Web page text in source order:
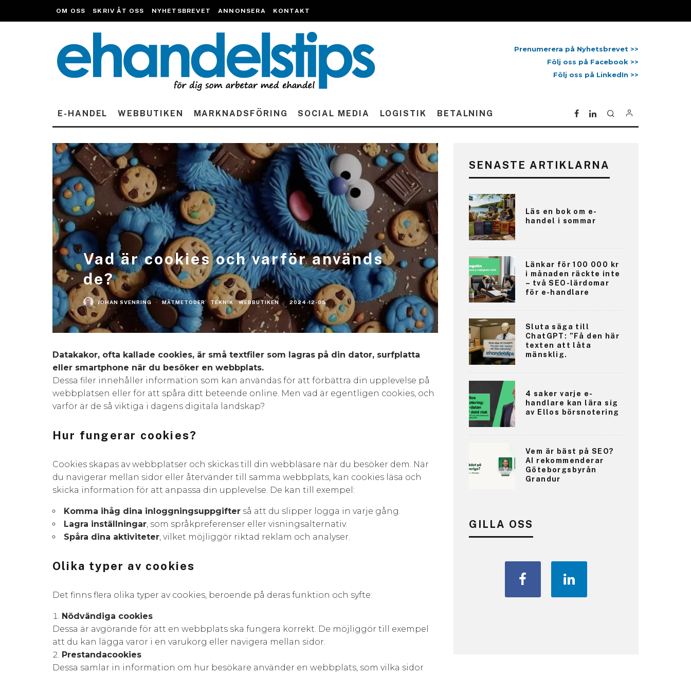
OM OSS SKRIV ÅT OSS NYHETSBREVET ANNONSERA KONTAKT
Prenumerera på Nyhetsbrevet >>
Följ oss på Facebook >>
Följ oss på LinkedIn >>
E-HANDEL WEBBUTIKEN MARKNADSFÖRING SOCIAL MEDIA LOGISTIK BETALNING
Vad är cookies och varför används
de?
JOHAN SVENRING · MÄTMETODER TEKNIK WEBBUTIKEN · 2024-12-05
Datakakor, ofta kallade cookies, är små textfiler som lagras på din dator, surfplatta
eller smartphone när du besöker en webbplats.
Dessa filer innehåller information som kan användas för att förbättra din upplevelse på
webbplatsen eller för att spåra ditt beteende online. Men vad är egentligen cookies, och
varför är de så viktiga i dagens digitala landskap?
Hur fungerar cookies?
Cookies skapas av webbplatser och skickas till din webbläsare när du besöker dem. När
du navigerar mellan sidor eller återvänder till samma webbplats, kan cookies läsa och
skicka information för att anpassa din upplevelse. De kan till exempel:
Komma ihåg dina inloggningsuppgifter så att du slipper logga in varje gång.
Lagra inställningar, som språkpreferenser eller visningsalternativ.
Spåra dina aktiviteter, vilket möjliggör riktad reklam och analyser.
Olika typer av cookies
Det finns flera olika typer av cookies, beroende på deras funktion och syfte:
Nödvändiga cookies
Dessa är avgörande för att en webbplats ska fungera korrekt. De möjliggör till exempel
att du kan lägga varor i en varukorg eller navigera mellan sidor.
Prestandacookies
Dessa samlar in information om hur besökare använder en webbplats, som vilka sidor
SENASTE ARTIKLARNA
Läs en bok om e-
handel i sommar
Länkar för 100 000 kr
i månaden räckte inte
– två SEO-lärdomar
för e-handlare
Sluta säga till
ChatGPT: ”Få den här
texten att låta
mänsklig.
4 saker varje e-
handlare kan lära sig
av Ellos börsnotering
Vem är bäst på SEO?
AI rekommenderar
Göteborgsbyrån
Grandur
GILLA OSS